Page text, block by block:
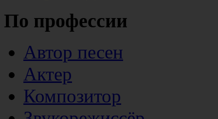
По профессии
Автор песен
Актер
Композитор